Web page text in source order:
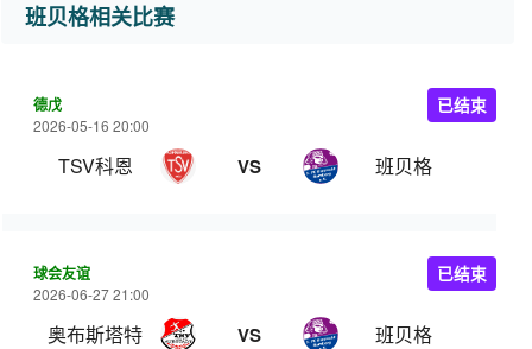
班贝格相关比赛
德戊
2026-05-16 20:00
TSV科恩 VS 班贝格
已结束
球会友谊
2026-06-27 21:00
奥布斯塔特 VS 班贝格
已结束